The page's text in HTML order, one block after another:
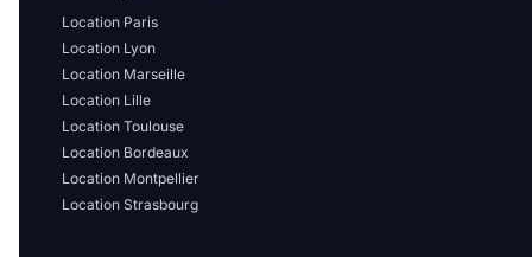
Espaces additionnels
Sélectionner...
Location Paris
Location Lyon
Location Marseille
Location Lille
Location Toulouse
Location Bordeaux
Location Montpellier
Location Strasbourg